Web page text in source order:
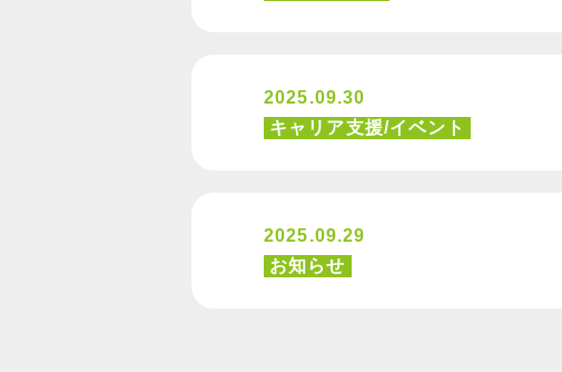
2025.09.30
キャリア支援/イベント
2025.09.29
お知らせ